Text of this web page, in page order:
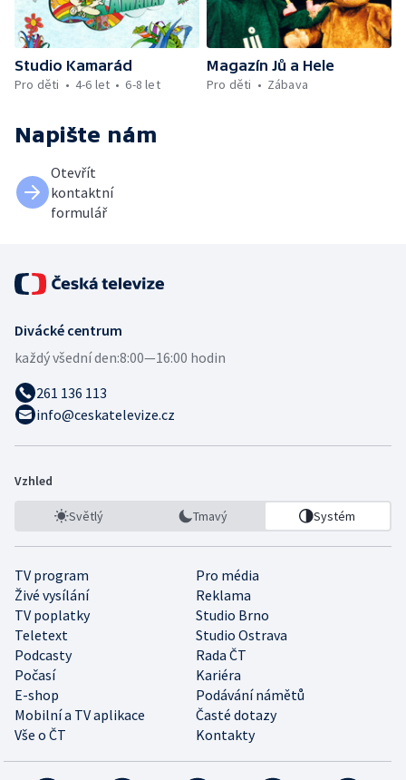
Studio Kamarád
Pro děti
4-6 let 6-8 let
Magazín Jů a Hele
Pro děti
Zábava
Napište nám
Otevřít
kontaktní
formulář
Divácké centrum
každý všední den:8:00—16:00 hodin
261 136 113
info@ceskatelevize.cz
Vzhled
Světlý Tmavý Systém
TV program
Pro média
Živé vysílání
Reklama
TV poplatky
Studio Brno
Teletext
Studio Ostrava
Podcasty
Rada ČT
Počasí
Kariéra
E-shop
Podávání námětů
Mobilní a TV aplikace
Časté dotazy
Vše o ČT
Kontakty